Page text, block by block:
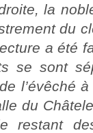
la
du
a été
se sont
l’évêché
du
restant